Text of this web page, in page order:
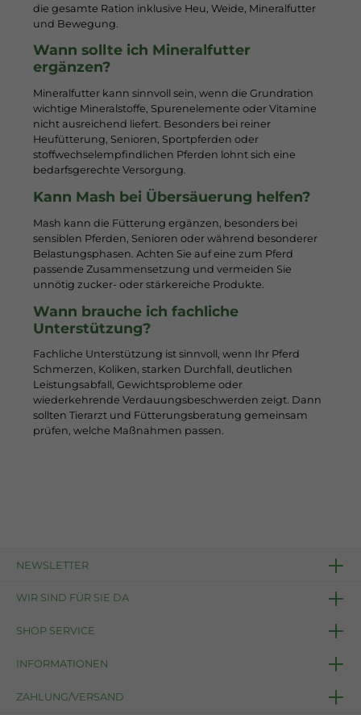
die gesamte Ration inklusive Heu, Weide, Mineralfutter
und Bewegung.
Wann sollte ich Mineralfutter
ergänzen?
Mineralfutter kann sinnvoll sein, wenn die Grundration
wichtige Mineralstoffe, Spurenelemente oder Vitamine
nicht ausreichend liefert. Besonders bei reiner
Heufütterung, Senioren, Sportpferden oder
stoffwechselempfindlichen Pferden lohnt sich eine
bedarfsgerechte Versorgung.
Kann Mash bei Übersäuerung helfen?
Mash kann die Fütterung ergänzen, besonders bei
sensiblen Pferden, Senioren oder während besonderer
Belastungsphasen. Achten Sie auf eine zum Pferd
passende Zusammensetzung und vermeiden Sie
unnötig zucker- oder stärkereiche Produkte.
Wann brauche ich fachliche
Unterstützung?
Fachliche Unterstützung ist sinnvoll, wenn Ihr Pferd
Schmerzen, Koliken, starken Durchfall, deutlichen
Leistungsabfall, Gewichtsprobleme oder
wiederkehrende Verdauungsbeschwerden zeigt. Dann
sollten Tierarzt und Fütterungsberatung gemeinsam
prüfen, welche Maßnahmen passen.
NEWSLETTER
WIR SIND FÜR SIE DA
SHOP SERVICE
INFORMATIONEN
ZAHLUNG/VERSAND